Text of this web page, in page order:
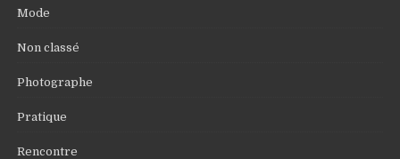
Mode
Non classé
Photographe
Pratique
Rencontre